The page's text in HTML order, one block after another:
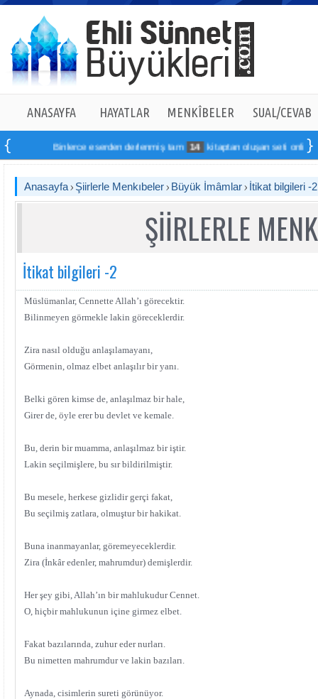
ANASAYFA HAYATLAR MENKÎBELER SUAL/CEVAB
Binlerce eserden derlenmiş tam 14 kitaptan oluşan seti online
Anasayfa Şiirlerle Menkıbeler Büyük İmâmlar İtikat bilgileri -2
ŞİİRLERLE
İtikat bilgileri -2
Müslümanlar, Cennette Allah’ı görecektir.
Bilinmeyen görmekle lakin göreceklerdir.
Zira nasıl olduğu anlaşılamayanı,
Görmenin, olmaz elbet anlaşılır bir yanı.
Belki gören kimse de, anlaşılmaz bir hale,
Girer de, öyle erer bu devlet ve kemale.
Bu, derin bir muamma, anlaşılmaz bir iştir.
Lakin seçilmişlere, bu sır bildirilmiştir.
Bu mesele, herkese gizlidir gerçi fakat,
Bu seçilmiş zatlara, olmuştur bir hakikat.
Buna inanmayanlar, göremeyeceklerdir.
Zira (İnkâr edenler, mahrumdur) demişlerdir.
Her şey gibi, Allah’ın bir mahlukudur Cennet.
O, hiçbir mahlukunun içine girmez elbet.
Fakat bazılarında, zuhur eder nurları.
Bu nimetten mahrumdur ve lakin bazıları.
Aynada, cisimlerin sureti görünüyor.